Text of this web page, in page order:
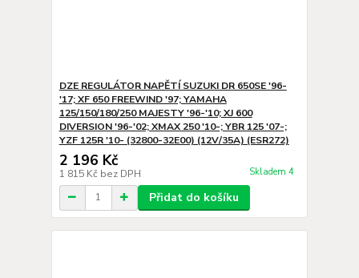
DZE REGULÁTOR NAPĚTÍ SUZUKI DR 650SE '96-
'17; XF 650 FREEWIND '97; YAMAHA
125/150/180/250 MAJESTY '96-'10; XJ 600
DIVERSION '96-'02; XMAX 250 '10-; YBR 125 '07-;
YZF 125R '10- (32800-32E00) (12V/35A) (ESR272)
2 196 Kč
1 815 Kč bez DPH Skladem 4
Přidat do košíku